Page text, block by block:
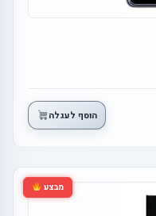
הוסף לעגלה
מבצע